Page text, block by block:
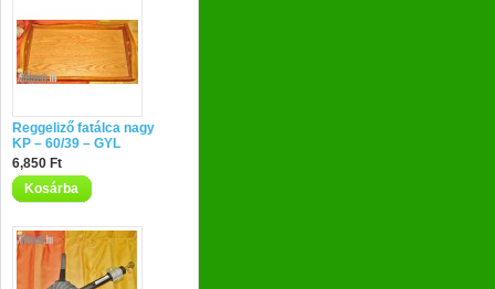
Reggeliző fatálca nagy
KP – 60/39 – GYL
6,850 Ft
Kosárba